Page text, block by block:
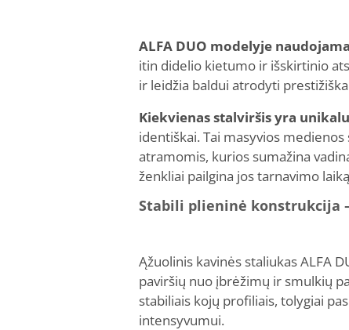
ALFA DUO modelyje
itin didelio kietumo ir išskirtinio
ir leidžia baldui atrodyti
Kiekvienas stalviršis yra
identiškai. Tai masyvios
atramomis, kurios sumažina
ženkliai pailgina jos tarnavimo
Stabili plieninė konstrukcija
Ąžuolinis kavinės staliukas ALFA
paviršių nuo įbrėžimų ir smulkių
stabiliais kojų profiliais, tolygiai
intensyvumui.